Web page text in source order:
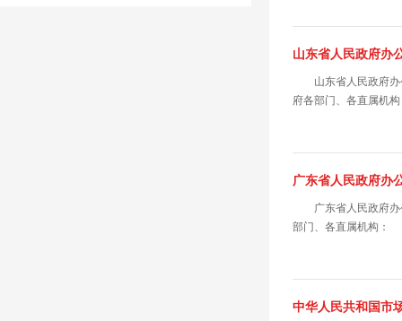
山东省人民政府办
山东省人民政府
府各部门、各直属
广东省人民政府办
广东省人民政府
部门、各直属机构
中华人民共和国市